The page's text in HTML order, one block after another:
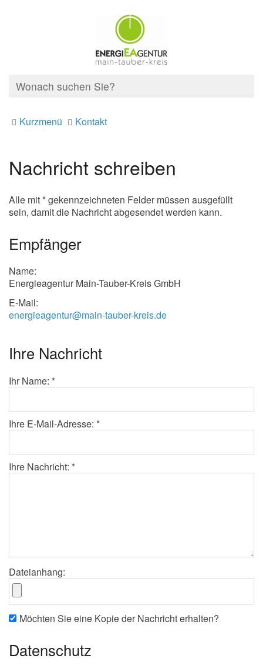
Kurzmenü Kontakt
Nachricht schreiben
Alle mit * gekennzeichneten Felder müssen ausgefüllt
sein, damit die Nachricht abgesendet werden kann.
Empfänger
Name:
Energieagentur Main-Tauber-Kreis GmbH
E-Mail:
energieagentur@main-tauber-kreis.de
Ihre Nachricht
Ihr Name: *
Ihre E-Mail-Adresse: *
Ihre Nachricht: *
Dateianhang:
Möchten Sie eine Kopie der Nachricht erhalten?
Datenschutz